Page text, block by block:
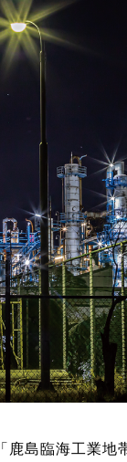
島臨海工業地